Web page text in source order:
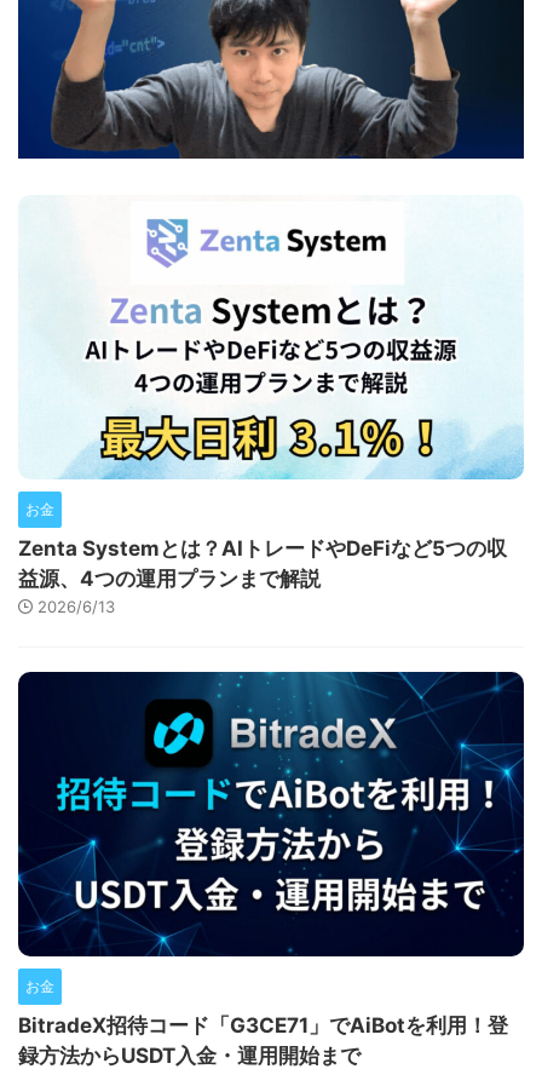
お金
Zenta Systemとは？AIトレードやDeFiなど5つの収
益源、4つの運用プランまで解説
2026/6/13
お金
BitradeX招待コード「G3CE71」でAiBotを利用！登
録方法からUSDT入金・運用開始まで